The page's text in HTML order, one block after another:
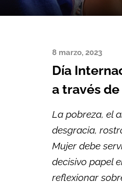
8 marzo, 2023
Día
a través
La pobreza, el
desgracia,
Mujer debe
decisivo papel
reflexionar